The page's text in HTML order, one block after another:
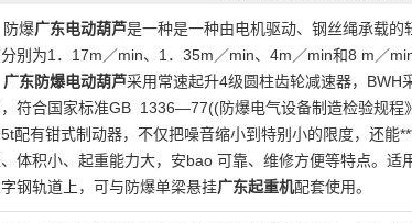
爆广东电动葫芦是一种是一种由电机驱动、钢丝绳承载的
别为1．17m／min、1．35m／min、4m／min和8 m／
广东防爆电动葫芦采用常速起升4级圆柱齿轮减速器，BWH
符合国家标准GB 1336—77((防爆电气设备制造检验规程
配有钳式制动器，不仅把噪音缩小到特别小的限度，还能
体积小、起重能力大，安bao 可靠、维修方便等特点。
钢轨道上，可与防爆单梁悬挂广东起重机配套使用。